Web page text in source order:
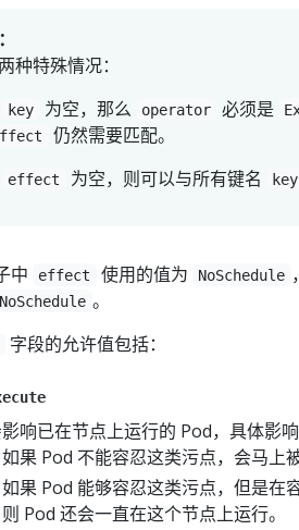
种特殊情况：
key 为空，那么 operator 必须是
仍然需要匹配。
effect 为空，则可以与所有键名
中 effect 使用的值为 NoSchedule
。
字段的允许值包括：
响已在节点上运行的 Pod，具体影响
如果 Pod 不能容忍这类污点，会马上
如果 Pod 能够容忍这类污点，但是在
则 Pod 还会一直在这个节点上运行。